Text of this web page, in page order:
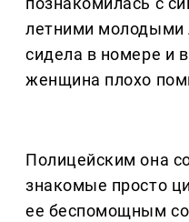
летними
сидела в номере и
женщина плохо
Полицейским она
знакомые просто
ее беспомощным